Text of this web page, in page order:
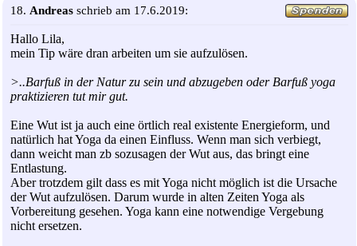
18. Andreas schrieb am 17.6.2019:
Hallo Lila,
mein Tip wäre dran arbeiten um sie aufzulösen.
>..Barfuß in der Natur zu sein und abzugeben oder Barfuß yoga
praktizieren tut mir gut.
Eine Wut ist ja auch eine örtlich real existente Energieform, und
natürlich hat Yoga da einen Einfluss. Wenn man sich verbiegt,
dann weicht man zb sozusagen der Wut aus, das bringt eine
Entlastung.
Aber trotzdem gilt dass es mit Yoga nicht möglich ist die Ursache
der Wut aufzulösen. Darum wurde in alten Zeiten Yoga als
Vorbereitung gesehen. Yoga kann eine notwendige Vergebung
nicht ersetzen.